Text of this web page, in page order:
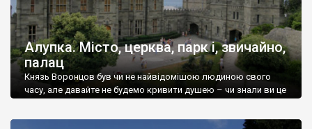
Алупка. Місто, церква, парк і, звичайно,
палац
Князь Воронцов був чи не найвідомішою людиною свого
часу, але давайте не будемо кривити душею – чи знали ви це